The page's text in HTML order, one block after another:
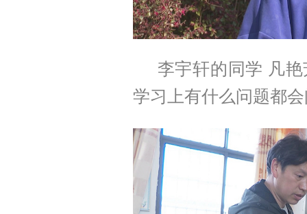
李宇轩的同学 凡
学习上有什么问题都